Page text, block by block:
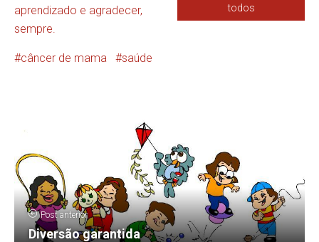
todos
aprendizado e agradecer,
sempre.
câncer de mama saúde
Post anterior
Diversão garantida